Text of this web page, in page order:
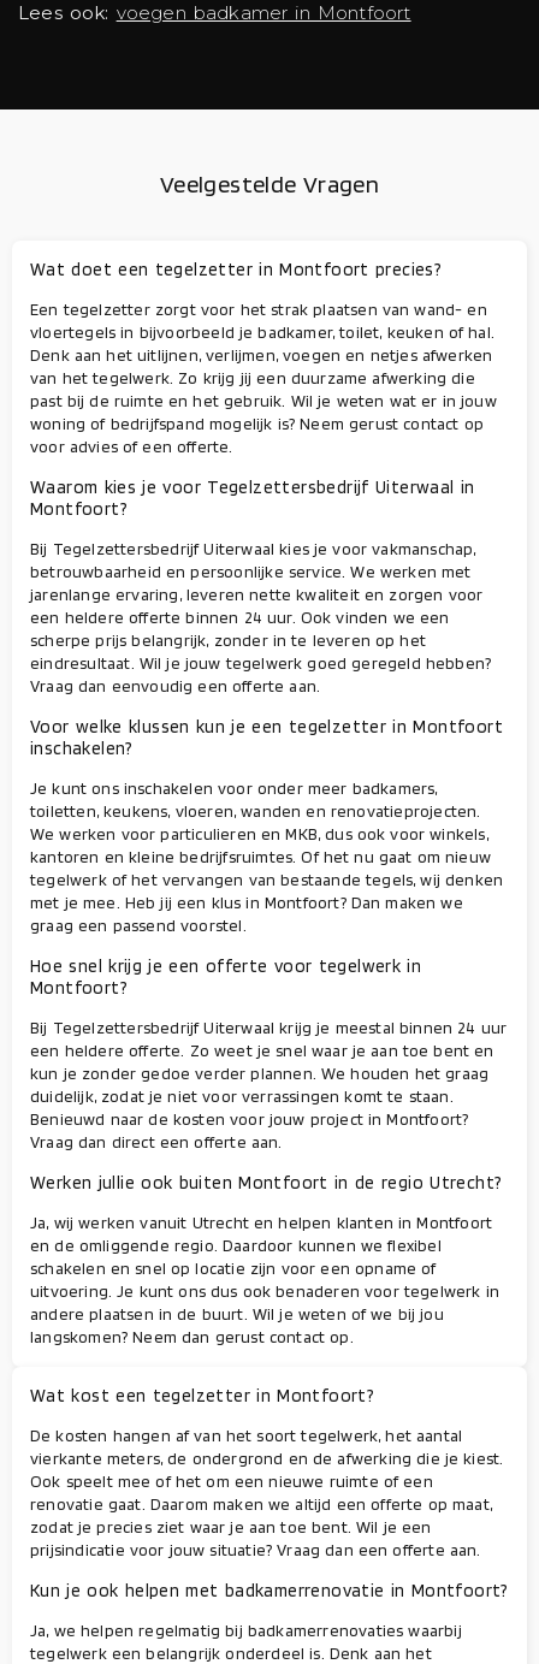
Lees ook: voegen badkamer in Montfoort
Veelgestelde Vragen
Wat doet een tegelzetter in Montfoort precies?
Een tegelzetter zorgt voor het strak plaatsen van wand- en
vloertegels in bijvoorbeeld je badkamer, toilet, keuken of hal.
Denk aan het uitlijnen, verlijmen, voegen en netjes afwerken
van het tegelwerk. Zo krijg jij een duurzame afwerking die
past bij de ruimte en het gebruik. Wil je weten wat er in jouw
woning of bedrijfspand mogelijk is? Neem gerust contact op
voor advies of een offerte.
Waarom kies je voor Tegelzettersbedrijf Uiterwaal in
Montfoort?
Bij Tegelzettersbedrijf Uiterwaal kies je voor vakmanschap,
betrouwbaarheid en persoonlijke service. We werken met
jarenlange ervaring, leveren nette kwaliteit en zorgen voor
een heldere offerte binnen 24 uur. Ook vinden we een
scherpe prijs belangrijk, zonder in te leveren op het
eindresultaat. Wil je jouw tegelwerk goed geregeld hebben?
Vraag dan eenvoudig een offerte aan.
Voor welke klussen kun je een tegelzetter in Montfoort
inschakelen?
Je kunt ons inschakelen voor onder meer badkamers,
toiletten, keukens, vloeren, wanden en renovatieprojecten.
We werken voor particulieren en MKB, dus ook voor winkels,
kantoren en kleine bedrijfsruimtes. Of het nu gaat om nieuw
tegelwerk of het vervangen van bestaande tegels, wij denken
met je mee. Heb jij een klus in Montfoort? Dan maken we
graag een passend voorstel.
Hoe snel krijg je een offerte voor tegelwerk in
Montfoort?
Bij Tegelzettersbedrijf Uiterwaal krijg je meestal binnen 24 uur
een heldere offerte. Zo weet je snel waar je aan toe bent en
kun je zonder gedoe verder plannen. We houden het graag
duidelijk, zodat je niet voor verrassingen komt te staan.
Benieuwd naar de kosten voor jouw project in Montfoort?
Vraag dan direct een offerte aan.
Werken jullie ook buiten Montfoort in de regio Utrecht?
Ja, wij werken vanuit Utrecht en helpen klanten in Montfoort
en de omliggende regio. Daardoor kunnen we flexibel
schakelen en snel op locatie zijn voor een opname of
uitvoering. Je kunt ons dus ook benaderen voor tegelwerk in
andere plaatsen in de buurt. Wil je weten of we bij jou
langskomen? Neem dan gerust contact op.
Wat kost een tegelzetter in Montfoort?
De kosten hangen af van het soort tegelwerk, het aantal
vierkante meters, de ondergrond en de afwerking die je kiest.
Ook speelt mee of het om een nieuwe ruimte of een
renovatie gaat. Daarom maken we altijd een offerte op maat,
zodat je precies ziet waar je aan toe bent. Wil je een
prijsindicatie voor jouw situatie? Vraag dan een offerte aan.
Kun je ook helpen met badkamerrenovatie in Montfoort?
Ja, we helpen regelmatig bij badkamerrenovaties waarbij
tegelwerk een belangrijk onderdeel is. Denk aan het